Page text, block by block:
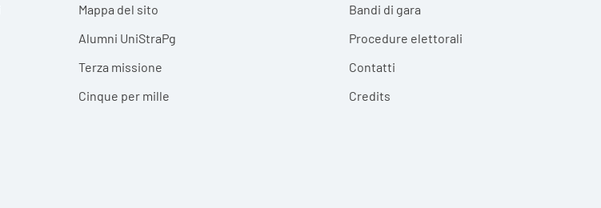
Mappa del sito
Alumni UniStraPg
Terza missione
Cinque per mille
Bandi di gara
Procedure elettorali
Contatti
Credits